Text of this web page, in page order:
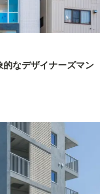
なデザイナーズマン